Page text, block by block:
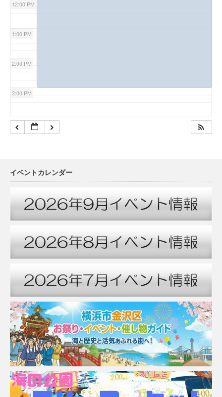
12:00 PM
1:00 PM
2:00 PM
3:00 PM
4:00 PM
6:00 PM
7:00 PM
8:00 PM
10:00 PM
11:00 PM
イベントカレンダー